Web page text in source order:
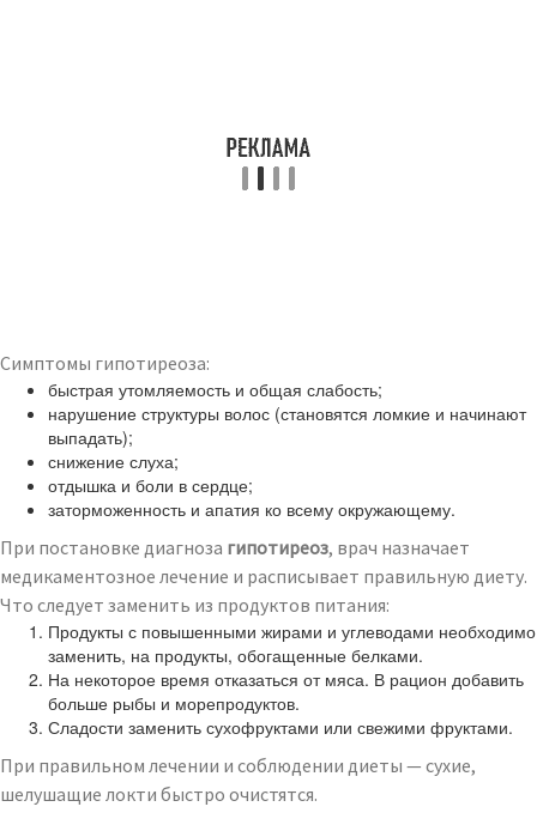
Симптомы гипотиреоза:
быстрая утомляемость и общая слабость;
нарушение структуры волос (становятся ломкие и начинают
выпадать);
снижение слуха;
отдышка и боли в сердце;
заторможенность и апатия ко всему окружающему.
При постановке диагноза гипотиреоз, врач назначает
медикаментозное лечение и расписывает правильную диету.
Что следует заменить из продуктов питания:
Продукты с повышенными жирами и углеводами необходимо
заменить, на продукты, обогащенные белками.
На некоторое время отказаться от мяса. В рацион добавить
больше рыбы и морепродуктов.
Сладости заменить сухофруктами или свежими фруктами.
При правильном лечении и соблюдении диеты — сухие,
шелушащие локти быстро очистятся.